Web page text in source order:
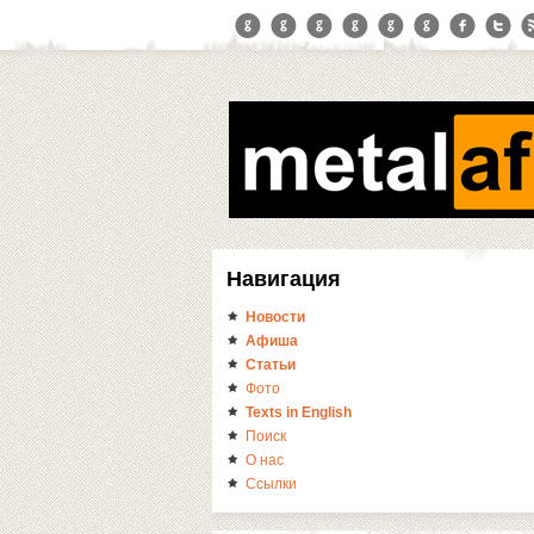
Навигация
Новости
Афиша
Статьи
Фото
Texts in English
Поиск
О нас
Ссылки